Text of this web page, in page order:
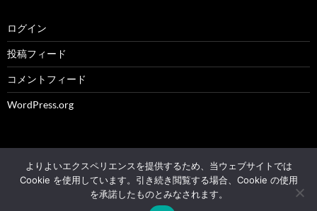
ログイン
投稿フィード
コメントフィード
WordPress.org
© 2004 - 2026 NK's weblog All rights reserved.
よりよいエクスペリエンスを提供するため、当ウェブサイトでは
Cookie を使用しています。引き続き閲覧する場合、Cookie の使用
を承諾したものとみなされます。